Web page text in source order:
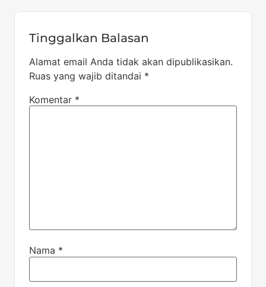
Tinggalkan Balasan
Alamat email Anda tidak akan dipublikasikan.
Ruas yang wajib ditandai *
Komentar *
Nama *